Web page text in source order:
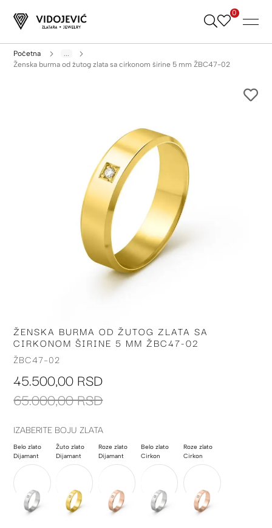
Skip
0
Početna
...
Ženska burma od žutog zlata sa cirkonom širine 5 mm ŽBC47-02
Skip
to
the
of
images
ŽENSKA BURMA OD ŽUTOG ZLATA SA
CIRKONOM ŠIRINE 5 MM ŽBC47-02
ŽBC47-02
45.500,00 RSD
65.000,00 RSD
IZABERITE BOJU ZLATA
Belo zlato
Dijamant
Žuto zlato
Dijamant
Roze zlato
Dijamant
Belo zlato
Cirkon
Roze zlato
Cirkon